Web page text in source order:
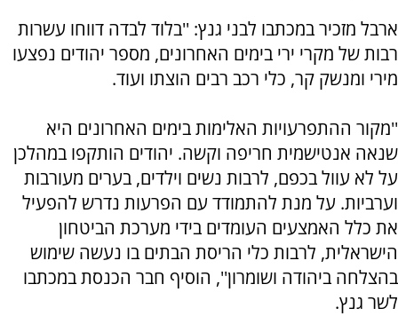
ארבל מזכיר במכתבו לבני גנץ: ''בלוד לבדה דווחו עשרות
רבות של מקרי ירי בימים האחרונים, מספר יהודים נפצעו
מירי ומנשק קר, כלי רכב רבים הוצתו ועוד.
''מקור ההתפרעויות האלימות בימים האחרונים היא
שנאה אנטישמית חריפה וקשה. יהודים הותקפו במהלכן
על לא עוול בכפם, לרבות נשים וילדים, בערים מעורבות
וערביות. על מנת להתמודד עם הפרעות נדרש להפעיל
את כלל האמצעים העומדים בידי מערכת הביטחון
הישראלית, לרבות כלי הריסת הבתים בו נעשה שימוש
בהצלחה ביהודה ושומרון'', הוסיף חבר הכנסת במכתבו
לשר גנץ.